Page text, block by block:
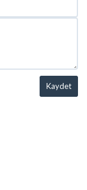
Kaydet